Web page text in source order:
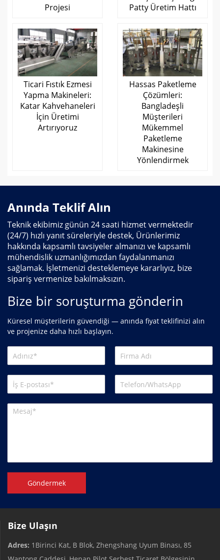
Projesi
Patty Üretim Hattı
Ticari Fıstık Ezmesi
Yapma Makineleri:
Katar Kahvehaneleri
İçin Üretimi
Artırıyoruz
Hassas Paketleme
Çözümleri:
Bangladeşli
Müşterileri
Mükemmel
Paketleme
Makinesine
Yönlendirmek
Anında Teklif Alın
Teknik ekibimiz günün 24 saati hizmet vermektedir
(24/7) hızlı yanıt süreleriyle destek, Ürünlerimiz
hakkında kapsamlı tavsiyeler almanızı ve kapsamlı
mühendislik uzmanlığımızdan faydalanmanızı
sağlamak. İşletmenizi desteklemeye kararlıyız, bize
sipariş vermenize bakılmaksızın.
Bize bir soruşturma gönderin
Küresel müşterilerin güvendiği — anında fiyat teklifinizi alın
ve projenize daha hızlı başlayın.
Göndermek
Bize Ulaşın
Adres: 1Birinci Kat, B Blok, Zhengshang Uyum Binası, 85